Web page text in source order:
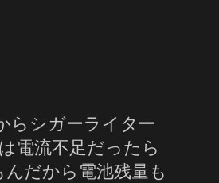
らシガーライター
電流不足だったら
だから電池残量も